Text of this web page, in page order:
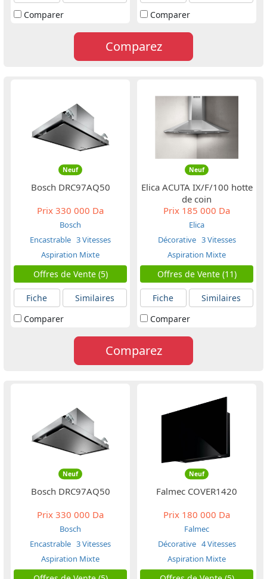
Comparer
Comparer
Comparez
Neuf
Bosch DRC97AQ50
Prix 330 000 Da
Bosch
Encastrable 3 Vitesses
Aspiration Mixte
Offres de Vente (5)
Fiche
Similaires
Comparer
Neuf
Elica ACUTA IX/F/100 hotte
de coin
Prix 185 000 Da
Elica
Décorative 3 Vitesses
Aspiration Mixte
Offres de Vente (11)
Fiche
Similaires
Comparer
Comparez
Neuf
Bosch DRC97AQ50
Prix 330 000 Da
Bosch
Encastrable 3 Vitesses
Aspiration Mixte
Neuf
Falmec COVER1420
Prix 180 000 Da
Falmec
Décorative 4 Vitesses
Aspiration Mixte